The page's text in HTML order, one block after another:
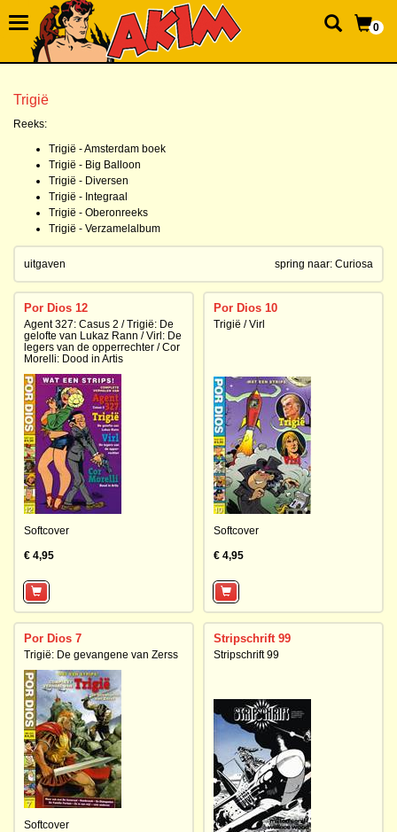
0
Trigië
Reeks:
Trigië - Amsterdam boek
Trigië - Big Balloon
Trigië - Diversen
Trigië - Integraal
Trigië - Oberonreeks
Trigië - Verzamelalbum
spring naar: Curiosa
uitgaven
Por Dios 12
Agent 327: Casus 2 / Trigië: De
gelofte van Lukaz Rann / Virl: De
legers van de opperrechter / Cor
Morelli: Dood in Artis
Softcover
€ 4,95
Por Dios 10
Trigië / Virl
Softcover
€ 4,95
Por Dios 7
Trigië: De gevangene van Zerss
Softcover
Stripschrift 99
Stripschrift 99